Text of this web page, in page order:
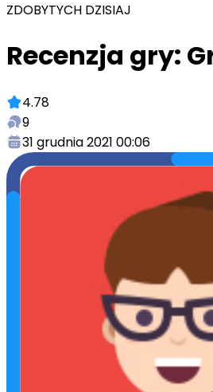
ZDOBYTYCH DZISIAJ
Recenzja gry:
4.78
9
31 grudnia 2021 00:06